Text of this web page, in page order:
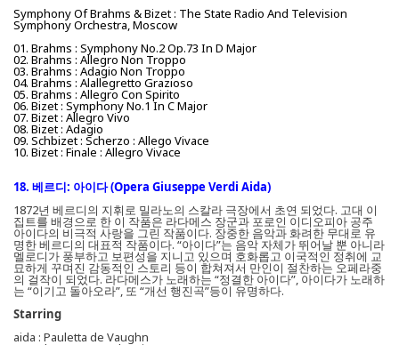
Symphony Of Brahms & Bizet : The State Radio And Television
Symphony Orchestra, Moscow
01. Brahms : Symphony No.2 Op.73 In D Major
02. Brahms : Allegro Non Troppo
03. Brahms : Adagio Non Troppo
04. Brahms : Alallegretto Grazioso
05. Brahms : Allegro Con Spirito
06. Bizet : Symphony No.1 In C Major
07. Bizet : Allegro Vivo
08. Bizet : Adagio
09. Schbizet : Scherzo : Allego Vivace
10. Bizet : Finale : Allegro Vivace
18. 베르디: 아이다 (Opera Giuseppe Verdi Aida)
1872년 베르디의 지휘로 밀라노의 스칼라 극장에서 초연 되었다. 고대 이
집트를 배경으로 한 이 작품은 라다메스 장군과 포로인 이디오피아 공주
아이다의 비극적 사랑을 그린 작품이다. 장중한 음악과 화려한 무대로 유
명한 베르디의 대표적 작품이다. “아이다”는 음악 자체가 뛰어날 뿐 아니라
멜로디가 풍부하고 보편성을 지니고 있으며 호화롭고 이국적인 정취에 교
묘하게 꾸며진 감동적인 스토리 등이 합쳐져서 만인이 절찬하는 오페라중
의 걸작이 되었다. 라다메스가 노래하는 “정결한 아이다”, 아이다가 노래하
는 “이기고 돌아오라”, 또 “개선 행진곡”등이 유명하다.
Starring
aida : Pauletta de Vaughn